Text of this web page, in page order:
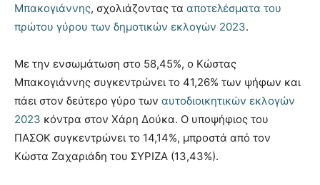
Μπακογιάννης, σχολιάζοντας τα αποτελέσματα του
πρώτου γύρου των δημοτικών εκλογών 2023.
Με την ενσωμάτωση στο 58,45%, ο Κώστας
Μπακογιάννης συγκεντρώνει το 41,26% των ψήφων και
πάει στον δεύτερο γύρο των αυτοδιοικητικών εκλογών
2023 κόντρα στον Χάρη Δούκα. Ο υποψήφιος του
ΠΑΣΟΚ συγκεντρώνει το 14,14%, μπροστά από τον
Κώστα Ζαχαριάδη του ΣΥΡΙΖΑ (13,43%).